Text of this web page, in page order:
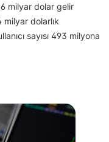
milyar dolar gelir
milyar dolarlık
sayısı 493 milyona